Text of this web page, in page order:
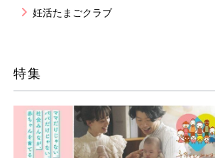
妊活たまごクラブ
特集